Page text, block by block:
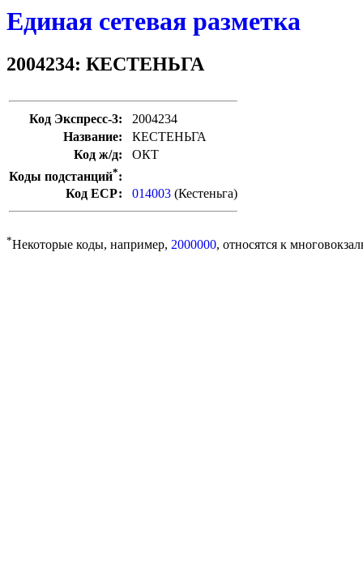
Единая сетевая разметка
2004234: КЕСТЕНЬГА
Код Экспресс-3:
2004234
Название:
КЕСТЕНЬГА
Код ж/д:
ОКТ
Коды подстанций*:
Код ЕСР:
014003 (Кестеньга)
*Некоторые коды, например, 2000000, относятся к